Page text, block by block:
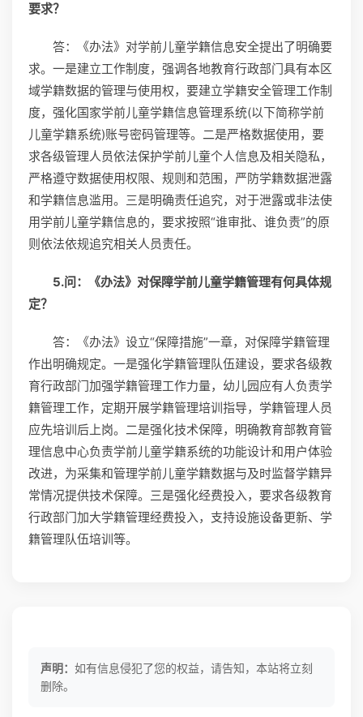
要求？
答：《办法》对学前儿童学籍信息安全提出了明确要
求。一是建立工作制度，强调各地教育行政部门具有本区
域学籍数据的管理与使用权，要建立学籍安全管理工作制
度，强化国家学前儿童学籍信息管理系统(以下简称学前
儿童学籍系统)账号密码管理等。二是严格数据使用，要
求各级管理人员依法保护学前儿童个人信息及相关隐私，
严格遵守数据使用权限、规则和范围，严防学籍数据泄露
和学籍信息滥用。三是明确责任追究，对于泄露或非法使
用学前儿童学籍信息的，要求按照“谁审批、谁负责”的原
则依法依规追究相关人员责任。
5.问：《办法》对保障学前儿童学籍管理有何具体规
定？
答：《办法》设立“保障措施”一章，对保障学籍管理
作出明确规定。一是强化学籍管理队伍建设，要求各级教
育行政部门加强学籍管理工作力量，幼儿园应有人负责学
籍管理工作，定期开展学籍管理培训指导，学籍管理人员
应先培训后上岗。二是强化技术保障，明确教育部教育管
理信息中心负责学前儿童学籍系统的功能设计和用户体验
改进，为采集和管理学前儿童学籍数据与及时监督学籍异
常情况提供技术保障。三是强化经费投入，要求各级教育
行政部门加大学籍管理经费投入，支持设施设备更新、学
籍管理队伍培训等。
声明： 如有信息侵犯了您的权益，请告知，本站将立刻
删除。